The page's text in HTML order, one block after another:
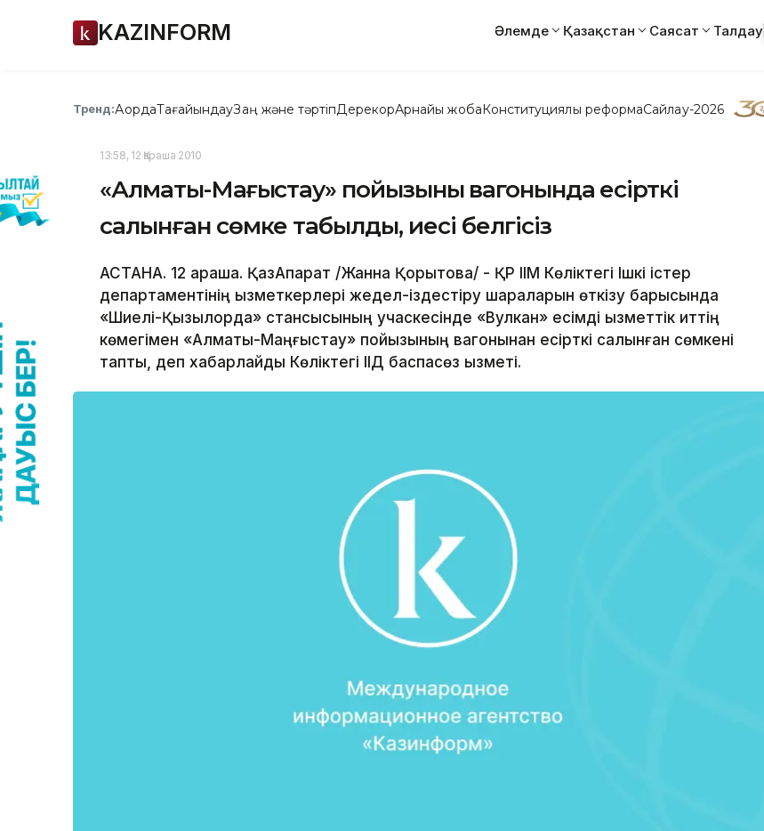
KAZINFORM Әлемде Қазақстан Саясат Талдау
Тренд:АқордаТағайындауЗаң және тәртіпДерекқорАрнайы жобаКонституциялық реформаСайлау-2026
13:58, 12 Қараша 2010
«Алматы-Маңғыстау» пойызының вагонында есірткі
салынған сөмке табылды, иесі белгісіз
АСТАНА. 12 қараша. ҚазАқпарат /Жанна Қорқытова/ - ҚР ІІМ Көліктегі Ішкі істер
департаментінің қызметкерлері жедел-іздестіру шараларын өткізу барысында
«Шиелі-Қызылорда» стансысының учаскесінде «Вулкан» есімді қызметтік иттің
көмегімен «Алматы-Маңғыстау» пойызының вагонынан есірткі салынған сөмкені
тапты, деп хабарлайды Көліктегі ІІД баспасөз қызметі.